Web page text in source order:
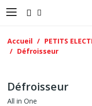
Accueil PETITS
Défroisseur
Défroisseur
All in One